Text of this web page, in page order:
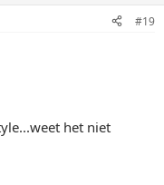
#19
het niet